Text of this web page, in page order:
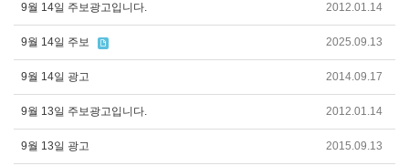
9월 14일 주보광고입니다. 2012.01.14
9월 14일 주보 2025.09.13
9월 14일 광고 2014.09.17
9월 13일 주보광고입니다. 2012.01.14
9월 13일 광고 2015.09.13